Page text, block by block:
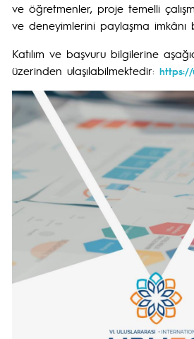
ve öğretmenler, proje temelli
ve deneyimlerini paylaşma imkânı
Katılım ve başvuru bilgilerine
üzerinden ulaşılabilmektedir: https://